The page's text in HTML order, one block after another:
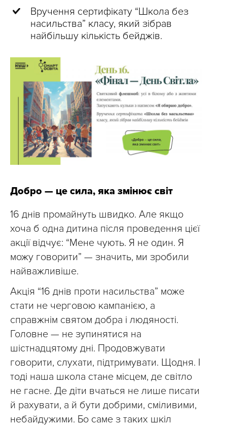
Вручення сертифікату “Школа без
насильства” класу, який зібрав
найбільшу кількість бейджів.
Добро — це сила, яка змінює світ
16 днів промайнуть швидко. Але якщо
хоча б одна дитина після проведення цієї
акції відчує: “Мене чують. Я не один. Я
можу говорити” — значить, ми зробили
найважливіше.
Акція “16 днів проти насильства” може
стати не черговою кампанією, а
справжнім святом добра і людяності.
Головне — не зупинятися на
шістнадцятому дні. Продовжувати
говорити, слухати, підтримувати. Щодня. І
тоді наша школа стане місцем, де світло
не гасне. Де діти вчаться не лише писати
й рахувати, а й бути добрими, сміливими,
небайдужими. Бо саме з таких шкіл